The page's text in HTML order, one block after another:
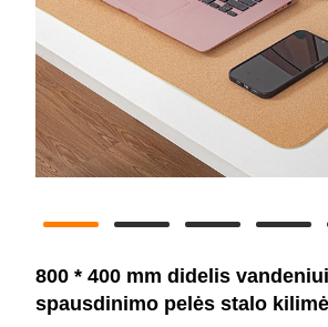
800 * 400 mm didelis
spausdinimo pelės stalo